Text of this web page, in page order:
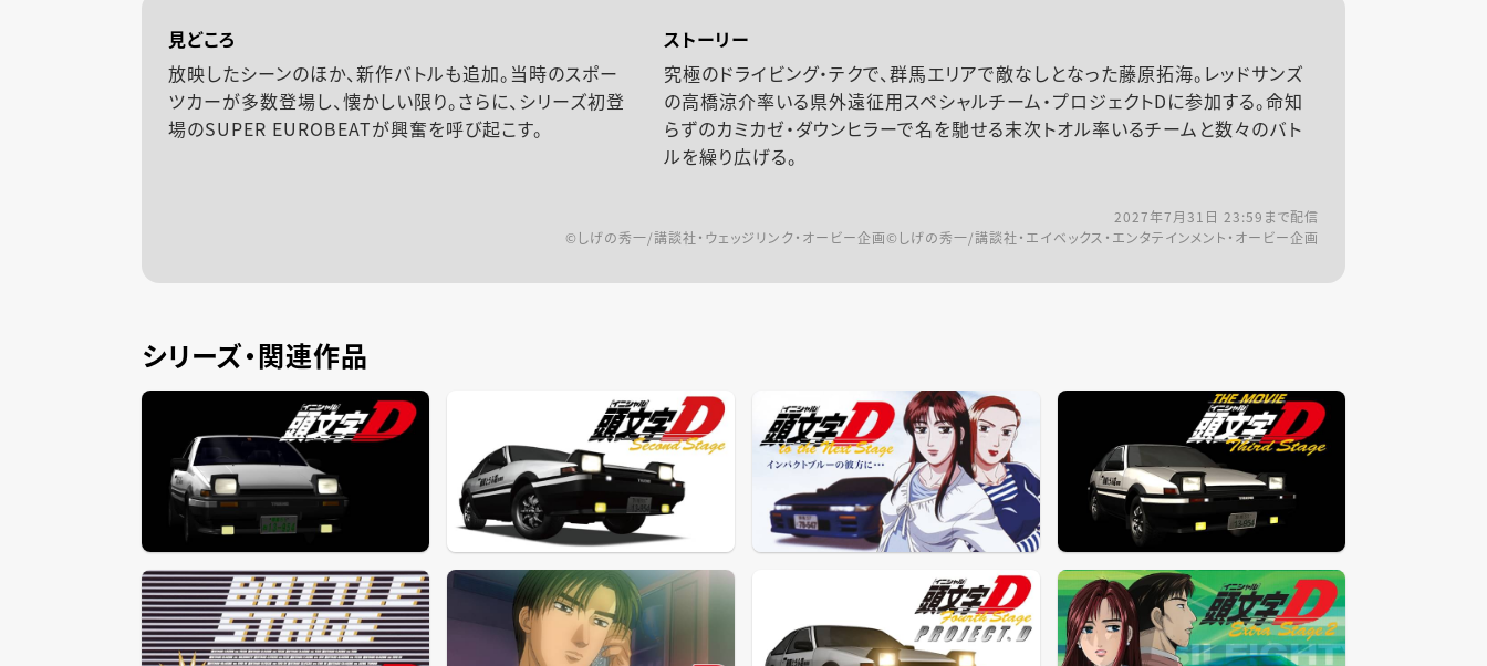
見どころ
放映したシーンのほか、新作バトルも追加。当時のスポー
ツカーが多数登場し、懐かしい限り。さらに、シリーズ初登
場のSUPER EUROBEATが興奮を呼び起こす。
ストーリー
究極のドライビング・テクで、群馬エリアで敵なしとなった藤原拓海。レッドサンズ
の高橋涼介率いる県外遠征用スペシャルチーム・プロジェクトDに参加する。命知
らずのカミカゼ・ダウンヒラーで名を馳せる末次トオル率いるチームと数々のバト
ルを繰り広げる。
2027年7月31日 23:59 まで配信
©しげの秀一/講談社・ウェッジリンク・オービー企画©しげの秀一/講談社・エイベックス・エンタテインメント・オービー企画
シリーズ・関連作品